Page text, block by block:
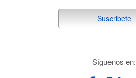
suscribete
Suscribete
Síguenos en: